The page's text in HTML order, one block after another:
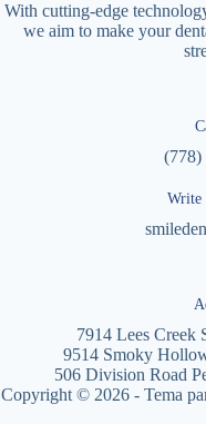
With cutting-edge
we aim to make your
(778)
Write
7914 Lees Creek
9514 Smoky
506 Division Road
Copyright © 2026 - Tema